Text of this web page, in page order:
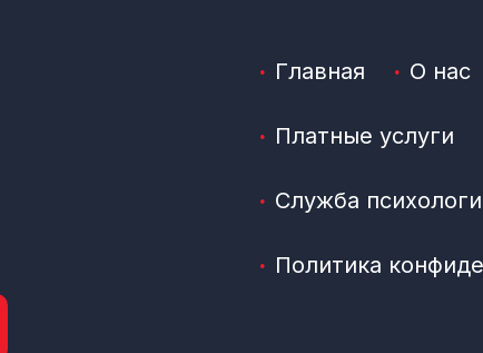
Главная О нас
Платные услуги
Служба
Политика